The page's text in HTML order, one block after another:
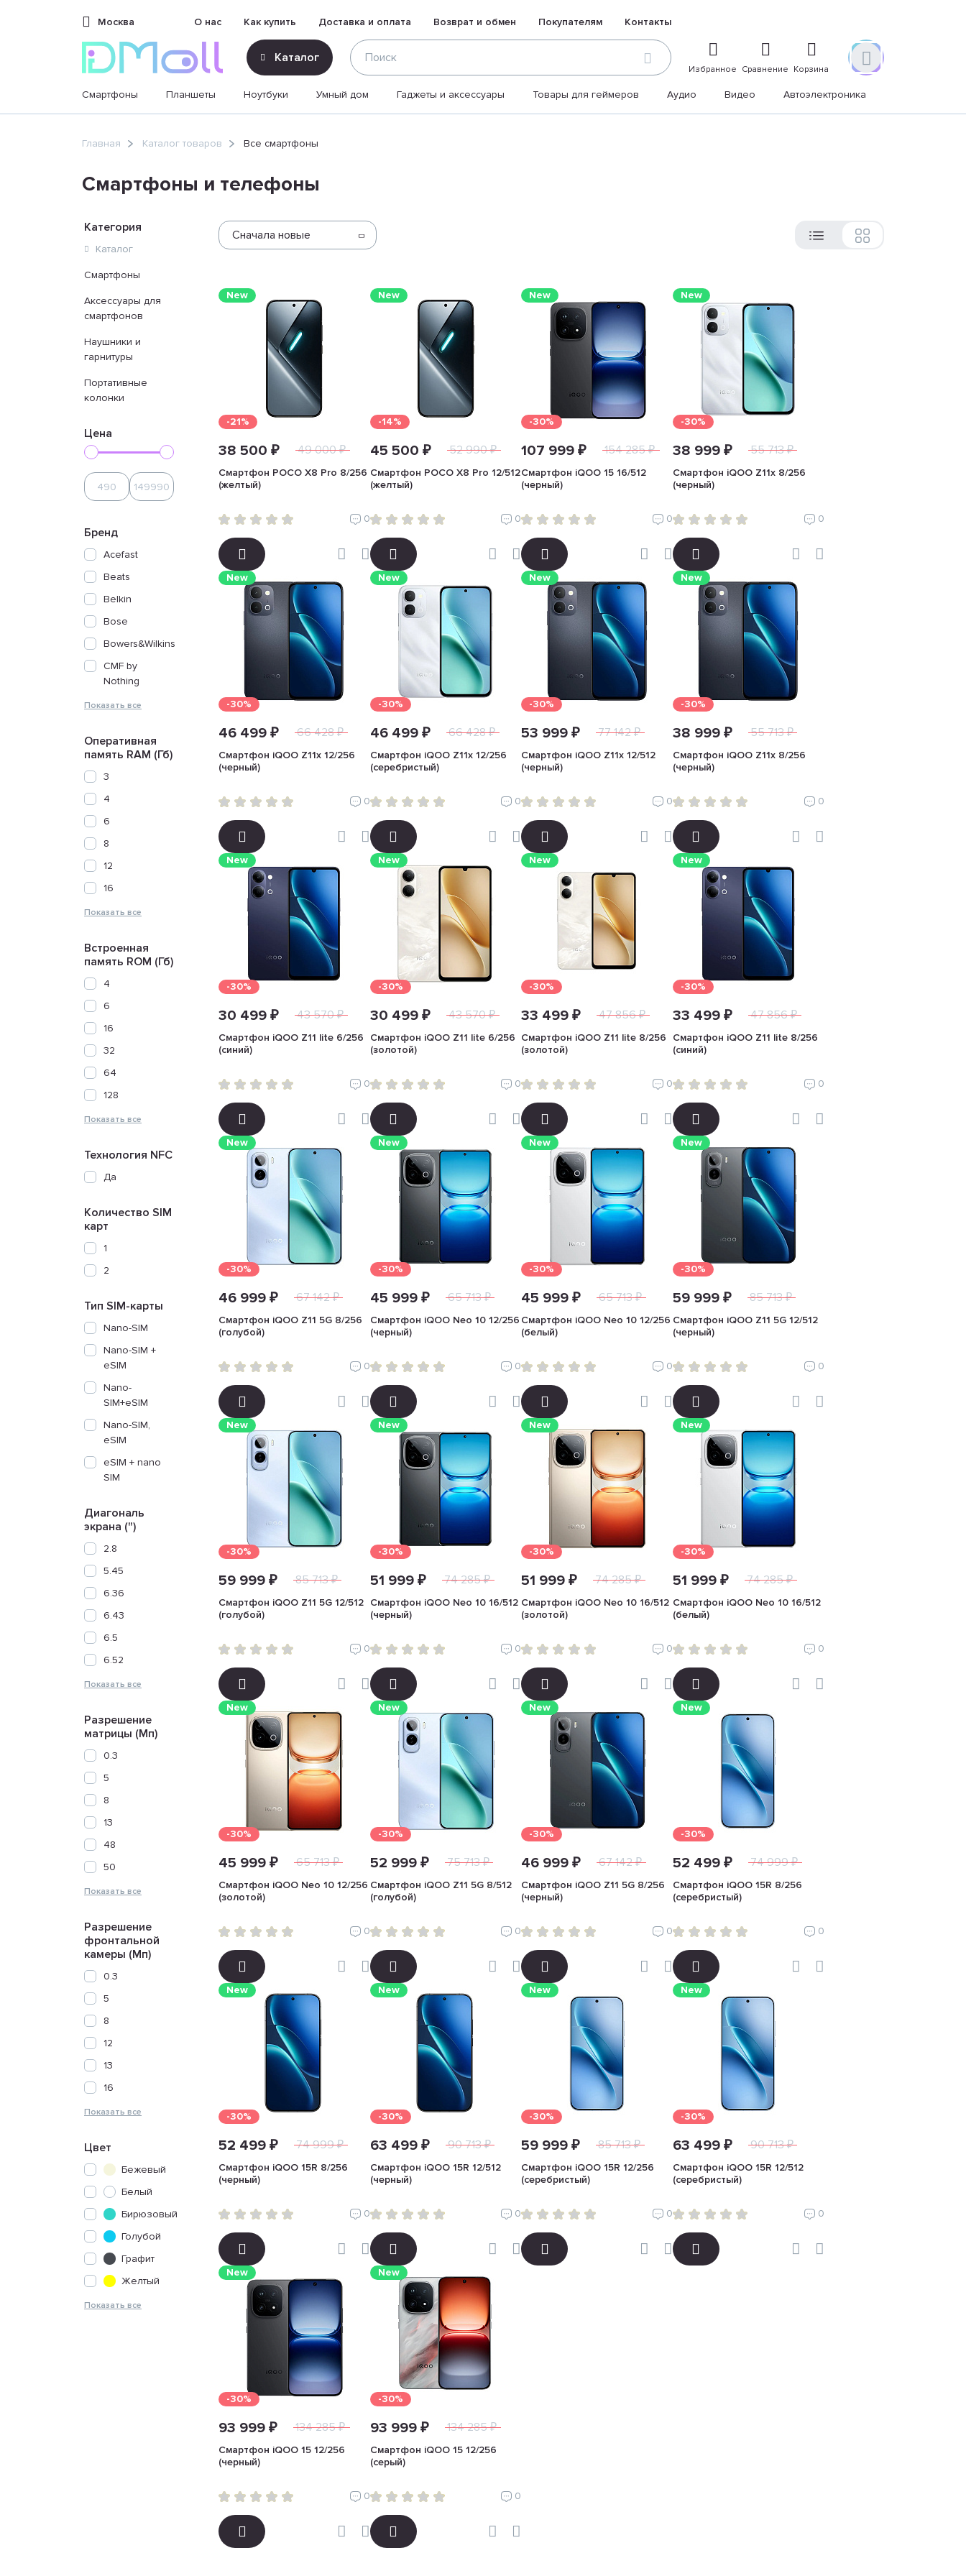
Москва О нас Как купить Доставка и оплата Возврат и обмен Покупателям Контакты
Каталог
Избранное Сравнение Корзина
Смартфоны Планшеты Ноутбуки Умный дом Гаджеты и аксессуары Товары для геймеров Аудио Видео Автоэлектроника
sales@dimoll.ruГлавная Каталог товаров Все смартфоны
Смартфоны и телефоны
Категория
Каталог
Смартфоны
Аксессуары для
смартфонов
Наушники и
гарнитуры
Портативные
колонки
Цена
Бренд
Acefast
Beats
Belkin
Bose
Bowers&Wilkins
CMF by
Nothing
Оперативная
память RAM (Гб)
3
4
6
8
12
16
Встроенная
память ROM (Гб)
4
6
16
32
64
128
Технология NFC
Да
Количество SIM
карт
1
2
Тип SIM-карты
Nano-SIM
Nano-SIM +
eSIM
Nano-
SIM+eSIM
Nano-SIM,
eSIM
eSIM + nano
SIM
Диагональ
экрана (")
2.8
5.45
6.36
6.43
6.5
6.52
Разрешение
матрицы (Мп)
0.3
5
8
13
48
50
Разрешение
фронтальной
камеры (Мп)
0.3
5
8
12
13
16
Цвет
Бежевый
Белый
Бирюзовый
Голубой
Графит
Желтый
Сначала новые
New
-21%
38 500 ₽ 49 000 ₽
Смартфон POCO X8 Pro 8/256
(желтый)
0
New
-14%
45 500 ₽ 52 990 ₽
Смартфон POCO X8 Pro 12/512
(желтый)
0
New
-30%
107 999 ₽ 154 285 ₽
Смартфон iQOO 15 16/512
(черный)
0
New
-30%
38 999 ₽ 55 713 ₽
Смартфон iQOO Z11x 8/256
(черный)
0
New
-30%
46 499 ₽ 66 428 ₽
Смартфон iQOO Z11x 12/256
(черный)
0
New
-30%
46 499 ₽ 66 428 ₽
Смартфон iQOO Z11x 12/256
(серебристый)
0
New
-30%
53 999 ₽ 77 142 ₽
Смартфон iQOO Z11x 12/512
(черный)
0
New
-30%
38 999 ₽ 55 713 ₽
Смартфон iQOO Z11x 8/256
(черный)
0
New
-30%
30 499 ₽ 43 570 ₽
Смартфон iQOO Z11 lite 6/256
(синий)
0
New
-30%
30 499 ₽ 43 570 ₽
Смартфон iQOO Z11 lite 6/256
(золотой)
0
New
-30%
33 499 ₽ 47 856 ₽
Смартфон iQOO Z11 lite 8/256
(золотой)
0
New
-30%
33 499 ₽ 47 856 ₽
Смартфон iQOO Z11 lite 8/256
(синий)
0
New
-30%
46 999 ₽ 67 142 ₽
Смартфон iQOO Z11 5G 8/256
(голубой)
0
New
-30%
45 999 ₽ 65 713 ₽
Смартфон iQOO Neo 10 12/256
(черный)
0
New
-30%
45 999 ₽ 65 713 ₽
Смартфон iQOO Neo 10 12/256
(белый)
0
New
-30%
59 999 ₽ 85 713 ₽
Смартфон iQOO Z11 5G 12/512
(черный)
0
New
-30%
59 999 ₽ 85 713 ₽
Смартфон iQOO Z11 5G 12/512
(голубой)
0
New
-30%
51 999 ₽ 74 285 ₽
Смартфон iQOO Neo 10 16/512
(черный)
0
New
-30%
51 999 ₽ 74 285 ₽
Смартфон iQOO Neo 10 16/512
(золотой)
0
New
-30%
51 999 ₽ 74 285 ₽
Смартфон iQOO Neo 10 16/512
(белый)
0
New
-30%
45 999 ₽ 65 713 ₽
Смартфон iQOO Neo 10 12/256
(золотой)
0
New
-30%
52 999 ₽ 75 713 ₽
Смартфон iQOO Z11 5G 8/512
(голубой)
0
New
-30%
46 999 ₽ 67 142 ₽
Смартфон iQOO Z11 5G 8/256
(черный)
0
New
-30%
52 499 ₽ 74 999 ₽
Смартфон iQOO 15R 8/256
(серебристый)
0
New
-30%
52 499 ₽ 74 999 ₽
Смартфон iQOO 15R 8/256
(черный)
0
New
-30%
63 499 ₽ 90 713 ₽
Смартфон iQOO 15R 12/512
(черный)
0
New
-30%
59 999 ₽ 85 713 ₽
Смартфон iQOO 15R 12/256
(серебристый)
0
New
-30%
63 499 ₽ 90 713 ₽
Смартфон iQOO 15R 12/512
(серебристый)
0
New
-30%
93 999 ₽ 134 285 ₽
Смартфон iQOO 15 12/256
(черный)
0
New
-30%
93 999 ₽ 134 285 ₽
Смартфон iQOO 15 12/256
(серый)
0